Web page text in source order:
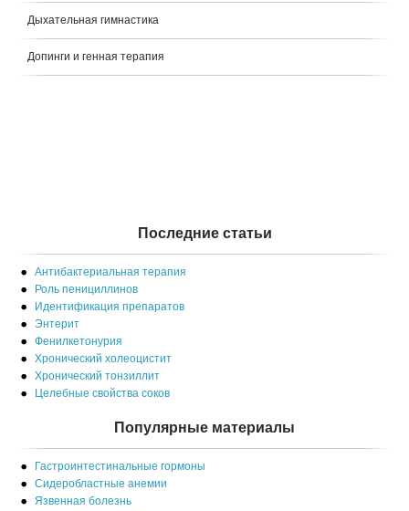
Дыхательная гимнастика
Допинги и генная терапия
Последние статьи
Антибактериальная терапия
Роль пенициллинов
Идентификация препаратов
Энтерит
Фенилкетонурия
Хронический холеоцистит
Хронический тонзиллит
Целебные свойства соков
Популярные материалы
Гастроинтестинальные гормоны
Сидеробластные анемии
Язвенная болезнь